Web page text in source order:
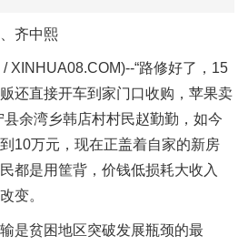
齐中熙
XINHUA08.COM)--“路修好了，15
还直接开车到家门口收购，苹果卖
县余湾乡韩店村村民赵勤勤，如今
10万元，现在正盖着自家的新房
都是用筐背，价钱低损耗大收入
变。
是贫困地区突破发展瓶颈的最